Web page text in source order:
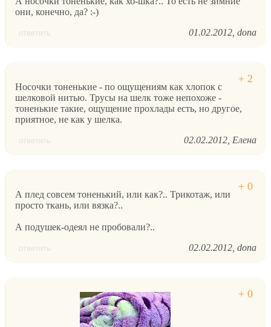
они, конечно, да? :-)
ответить 01.02.2012 dona
Носочки тоненькие - по ощущениям как хлопок с
шелковой нитью. Трусы на шелк тоже непохоже -
тоненькие такие, ощущение прохлады есть, но другое,
приятное, не как у шелка.
ответить 02.02.2012 Елена
А плед совсем тоненький, или как?.. Трикотаж, или
просто ткань, или вязка?..
А подушек-одеял не пробовали?..
ответить 02.02.2012 dona